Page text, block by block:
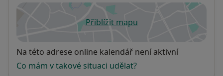
Přiblížit mapuse otevře v nové záložce
Dostupnost
Na této adrese online kalendář není aktivní
Co mám v takové situaci udělat?